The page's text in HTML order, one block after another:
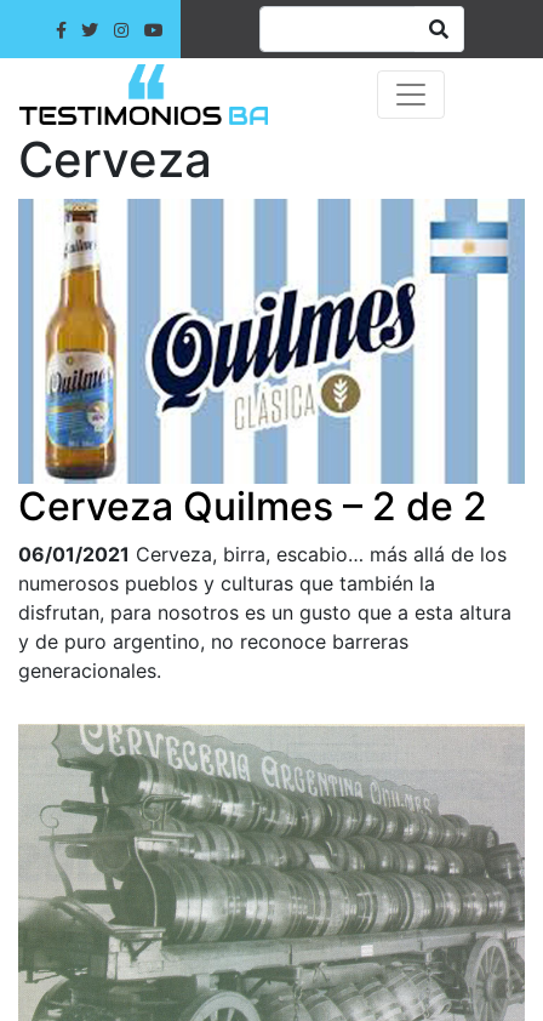
Cerveza
Cerveza Quilmes – 2 de 2
06/01/2021 Cerveza, birra, escabio… más allá de los
numerosos pueblos y culturas que también la
disfrutan, para nosotros es un gusto que a esta altura
y de puro argentino, no reconoce barreras
generacionales.